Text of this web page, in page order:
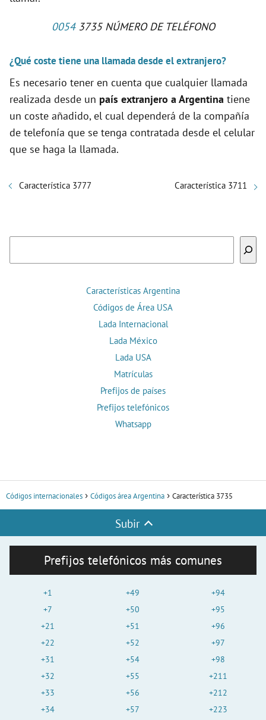
00543735 NÚMERO DE TELÉFONO
¿Qué coste tiene una llamada desde el extranjero?
Es necesario tener en cuenta que cualquier llamada
realizada desde un país extranjero a Argentina tiene
un coste añadido, el cual dependerá de la compañía
de telefonía que se tenga contratada desde el celular
que se haga la llamada.
Característica 3777 Característica 3711
Características Argentina
Códigos de Área USA
Lada Internacional
Lada México
Lada USA
Matrículas
Prefijos de países
Prefijos telefónicos
Whatsapp
Códigos internacionales Códigos área Argentina Característica 3735
Subir
Prefijos telefónicos más comunes
+1
+7
+21
+22
+31
+32
+33
+34
+49
+50
+51
+52
+54
+55
+56
+57
+94
+95
+96
+97
+98
+211
+212
+223